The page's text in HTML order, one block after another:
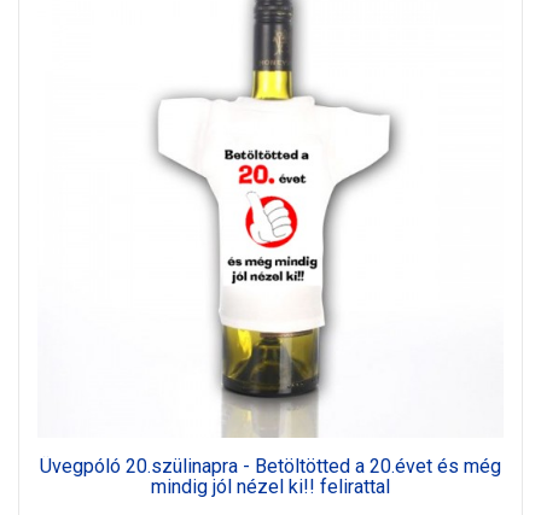
Üvegpóló 20.szülinapra - Betöltötted a 20.évet és még
mindig jól nézel ki!! felirattal